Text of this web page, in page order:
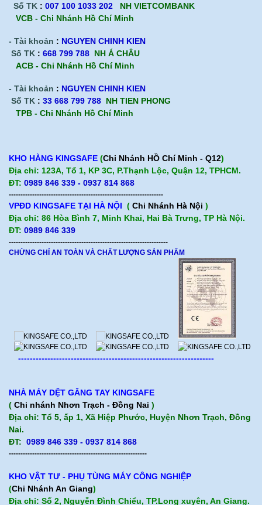
Số TK : 007 100 1033 202
NH VIETCOMBANK
VCB - Chi Nhánh Hồ Chí Minh
- Tài khoản : NGUYEN CHINH KIEN
Số TK : 668 799 788 NH Á CHÂU
ACB - Chi Nhánh Hồ Chí Minh
- Tài khoản : NGUYEN CHINH KIEN
Số TK : 33 668 799 788 NH TIEN PHONG
TPB - Chi Nhánh Hồ Chí Minh
KHO HÀNG KINGSAFE (Chi Nhánh HỒ Chí Minh - Q12)
Địa chỉ: 123A, Tổ 1, KP 3C, P.Thạnh Lộc, Quận 12, TPHCM.
ĐT: 0989 846 339 - 0937 814 868
------------------------------------------------------------------
VPĐD KINGSAFE TẠI HÀ NỘI ( Chi Nhánh Hà Nội )
Địa chỉ: 86 Hòa Bình 7, Minh Khai, Hai Bà Trưng, TP Hà Nội.
ĐT: 0989 846 339
--------------------------------------------------------------------
CHỨNG CHỈ AN TOÀN VÀ CHẤT LƯỢNG SẢN PHẨM
-------------------------------------------------------------------
NHÀ MÁY DỆT GĂNG TAY KINGSAFE
( Chi nhánh Nhơn Trạch - Đồng Nai )
Địa chỉ: Tổ 5, ấp 1, Xã Hiệp Phước, Huyện Nhơn Trạch, Đồng
Nai.
ĐT: 0989 846 339 - 0937 814 868
-----------------------------------------------------------
KHO VẬT TƯ - PHỤ TÙNG MÁY CÔNG NGHIỆP
(Chi Nhánh An Giang)
Địa chỉ: Số 2, Nguyễn Đình Chiểu, TP.Long xuyên, An Giang.